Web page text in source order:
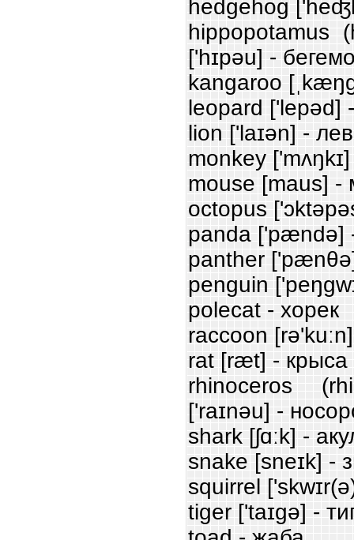
hedgehog
hippopotamus
['hɪpəu] -
kangaroo
leopard ['lepəd]
lion ['laɪən] - лев
monkey
mouse [maus]
octopus
panda ['pændə]
panther
penguin
polecat - хорек
raccoon
rat [ræt] - крыса
rhinoceros
['raɪnəu] -
shark [ʃɑːk] -
snake [sneɪk] -
squirrel
tiger ['taɪgə] -